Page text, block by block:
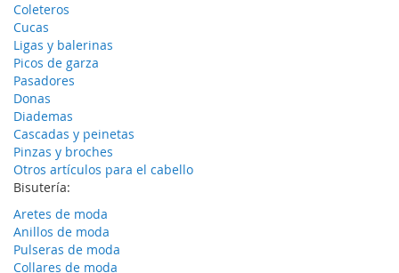
Coleteros
Cucas
Ligas y balerinas
Picos de garza
Pasadores
Donas
Diademas
Cascadas y peinetas
Pinzas y broches
Otros artículos para el cabello
Bisutería:
Aretes de moda
Anillos de moda
Pulseras de moda
Collares de moda